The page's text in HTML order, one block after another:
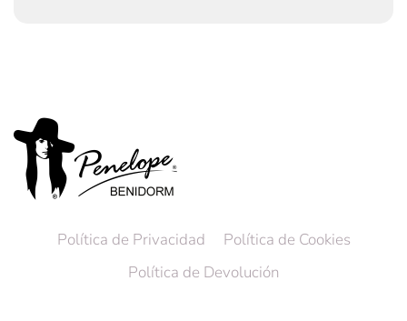
Política de Privacidad
Política de Cookies
Política de Devolución